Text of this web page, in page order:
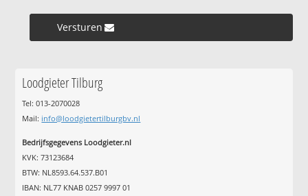
Versturen »
Loodgieter Tilburg
Tel: 013-2070028
Mail: info@loodgietertilburgbv.nl
Bedrijfsgegevens Loodgieter.nl
KVK: 73123684
BTW: NL8593.64.537.B01
IBAN: NL77 KNAB 0257 9997 01